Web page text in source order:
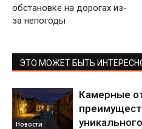
обстановке на дорогах из-
за непогоды
ЭТО МОЖЕТ БЫТЬ
Новости
Камерные